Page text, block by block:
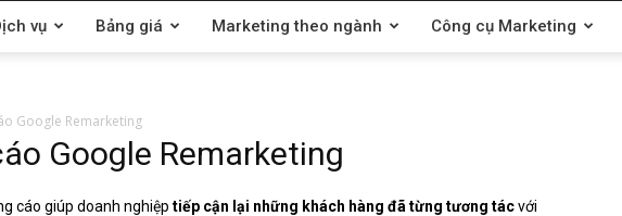
vụ Bảng giá Marketing theo ngành Công cụ Marketing
Google Remarketing
Google Remarketing
cáo giúp doanh nghiệp tiếp cận lại những khách hàng đã từng tương tácvới